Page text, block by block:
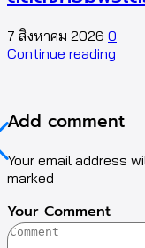
7 สิงหาคม 2026 0
Continue reading
Add comment
Your email address
marked
Your Comment